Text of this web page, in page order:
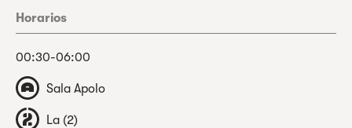
Horarios
00:30-06:00
Sala Apolo
La (2)